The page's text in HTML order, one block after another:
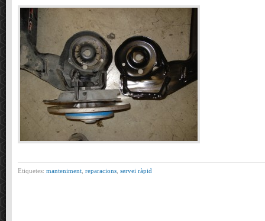
Etiquetes: manteniment reparacions servei ràpid